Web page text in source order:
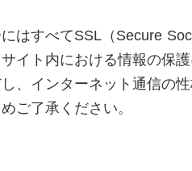
はすべてSSL（Secure
イト内における情報の保
、インターネット通信の
ご了承ください。